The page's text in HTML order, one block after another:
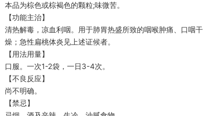
本品为棕色或棕褐色的颗粒;味微苦。
【功能主治】
清热解毒，凉血利咽。用于肺胃热盛所致的咽喉肿痛、口咽干
燥；急性扁桃体炎见上述证候者。
【用法用量】
口服。一次1-2袋，一日3-4次。
【不良反应】
尚不明确。
【禁忌】